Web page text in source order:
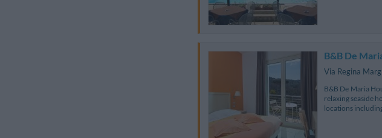
B&B De
Via Regina
B&B De Maria
relaxing seaside
locations